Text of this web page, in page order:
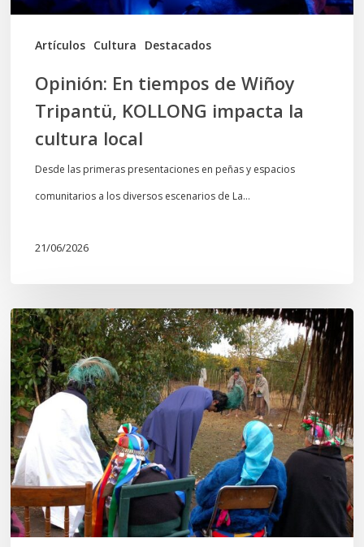
Artículos Cultura Destacados
la
cultura
Opinión: En tiempos de Wiñoy
Tripantü, KOLLONG impacta la
cultura local
Desde las primeras presentaciones en peñas y espacios
comunitarios a los diversos escenarios de La…
21/06/2026
Conmemoración
del
Wiñoy
Tripantü
y
la
Sociedad
Mapuche
Ancestral